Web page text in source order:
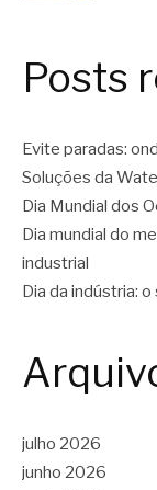
Posts
Evite paradas:
Soluções da
Dia Mundial dos
Dia mundial do
industrial
Dia da indústria:
julho 2026
junho 2026